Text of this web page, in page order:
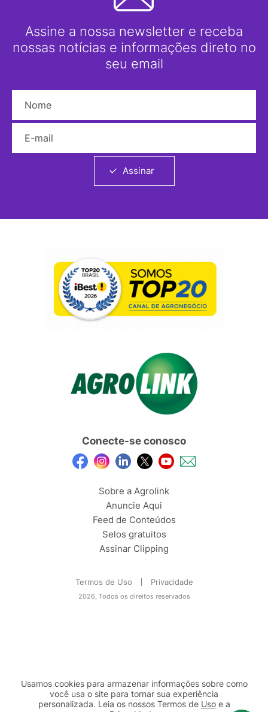
Assine a nossa newsletter e receba
nossas notícias e informações direto no
seu email
Assinar
Conecte-se conosco
Sobre a Agrolink
Anuncie Aqui
Feed de Conteúdos
Selos gratuitos
Assinar Clipping
Termos de Uso Privacidade
2026, Todos os direitos reservados
Usamos cookies para armazenar informações sobre como
você usa o site para tornar sua experiência
personalizada. Leia os nossos Termos de Usoe a